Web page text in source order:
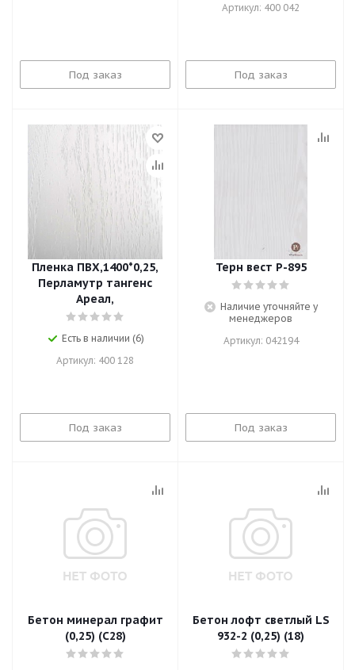
Под заказ
Артикул: 400 042
Под заказ
Пленка ПВХ,1400*0,25,
Перламутр тангенс
Ареал,
Есть в наличии (6)
Артикул: 400 128
Под заказ
Терн вест Р-895
Наличие уточняйте у
менеджеров
Артикул: 042194
Под заказ
Бетон минерал графит
(0,25) (С28)
Бетон лофт светлый LS
932-2 (0,25) (18)